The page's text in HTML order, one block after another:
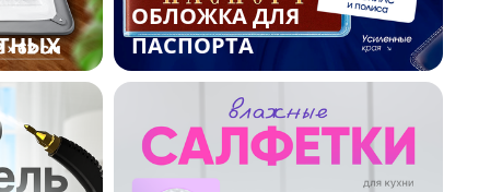
ОБЛОЖКА ДЛЯ
ПАСПОРТА